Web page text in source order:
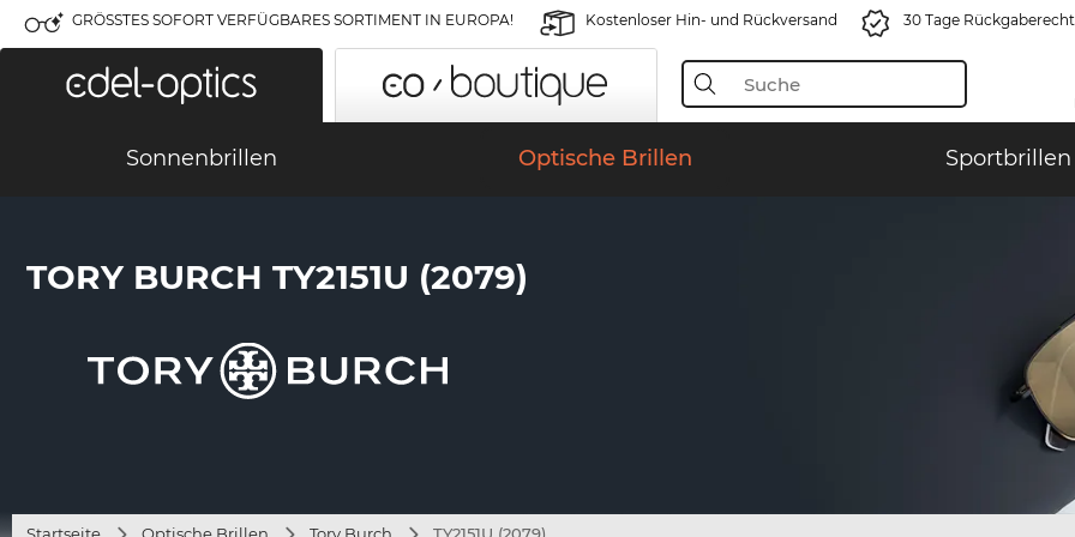
GRÖSSTES SOFORT VERFÜGBARES SORTIMENT IN EUROPA! Kostenloser Hin- und Rückversand 30 Tage Rückgaberecht
Sonnenbrillen Optische Brillen Sportbrillen
TORY BURCH TY2151U (2079)